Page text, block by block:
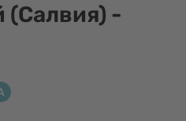
(Салвия) -